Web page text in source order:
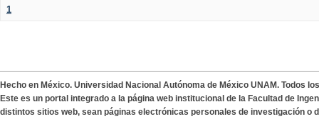
1
Hecho en México. Universidad Nacional Autónoma de México UNAM. Todos
Este es un portal integrado a la página web institucional de la Facultad de
distintos sitios web, sean páginas electrónicas personales de investigación o